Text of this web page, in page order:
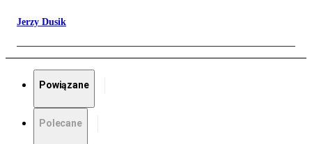
Jerzy Dusik
Powiązane
Polecane